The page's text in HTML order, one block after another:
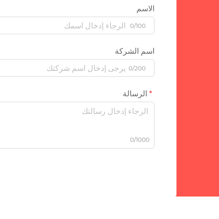
الاسم
0/100
اسم الشركة
0/200
الرسالة
0/1000